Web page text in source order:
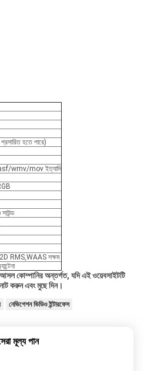
হতে পারে)
wmv/mov ইত্যাদি
RMS,WAAS সক্ষম
আসল কোম্পানির অন্তর্গত, যদি এই ওয়েবসাইটটি
করুন এবং মুছে দিন।
নেভিগেশন ভিডিও ইন্টারফেস
মূল্য পান